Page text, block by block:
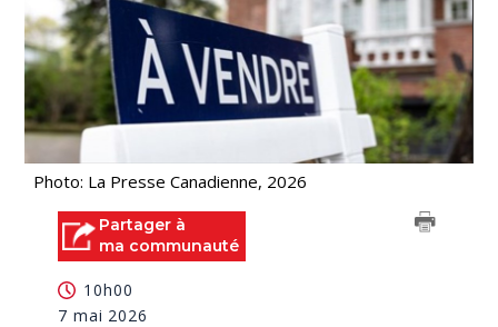
Photo: La Presse Canadienne, 2026
Partager à
ma communauté
10h00
7 mai 2026